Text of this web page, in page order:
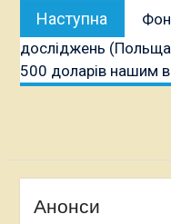
Наступна
досліджень
500 доларів нашим
Анонси